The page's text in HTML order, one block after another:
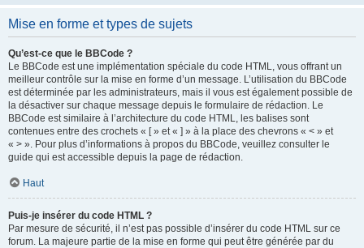
Mise en forme et types de sujets
Qu’est-ce que le BBCode ?
Le BBCode est une implémentation spéciale du code HTML, vous offrant un
meilleur contrôle sur la mise en forme d’un message. L’utilisation du BBCode
est déterminée par les administrateurs, mais il vous est également possible de
la désactiver sur chaque message depuis le formulaire de rédaction. Le
BBCode est similaire à l’architecture du code HTML, les balises sont
contenues entre des crochets « [ » et « ] » à la place des chevrons « < » et
« > ». Pour plus d’informations à propos du BBCode, veuillez consulter le
guide qui est accessible depuis la page de rédaction.
Haut
Puis-je insérer du code HTML ?
Par mesure de sécurité, il n’est pas possible d’insérer du code HTML sur ce
forum. La majeure partie de la mise en forme qui peut être générée par du